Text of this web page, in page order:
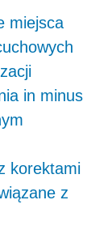
miejsca
in minus
korektami
z